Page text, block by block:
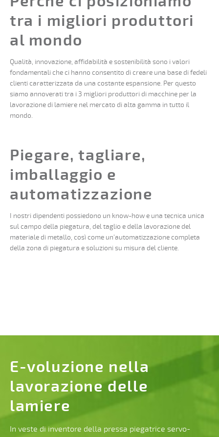
tra i migliori produttori
al mondo
Qualità, innovazione, affidabilità e sostenibilità sono i valori
fondamentali che ci hanno consentito di creare una base di fedeli
clienti caratterizzata da una costante espansione. Per questo
siamo annoverati tra i 3 migliori produttori di macchine per la
lavorazione di lamiere nel mercato di alta gamma in tutto il
mondo.
Piegare, tagliare,
imballaggio e
automatizzazione
I nostri dipendenti possiedono un know-how e una tecnica unica
sul campo della piegatura, del taglio e della lavorazione del
materiale di metallo, così come un’automatizzazione completa
della zona di piegatura e soluzioni su misura del cliente.
E-voluzione nella
lavorazione delle
lamiere
In veste di inventore della pressa piegatrice servo-